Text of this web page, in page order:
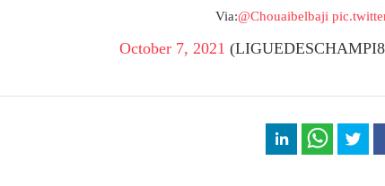
Via:@Chouaibelbaji
October 7, 2021